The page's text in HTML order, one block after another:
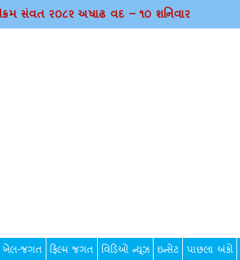
સંવત ર૦૮૨ અષાઢ વદ – ૧૦ શનિવાર
ખેલ-જગત ફિલ્મ જગત વિડિઓ ન્યૂઝ ઇન્સેટ પાછલા અંકો